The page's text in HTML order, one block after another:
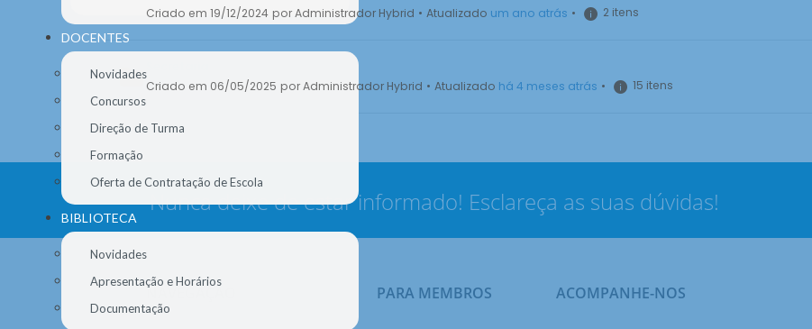
DOCENTES
Novidades
Concursos
Direção de Turma
Formação
Oferta de Contratação de Escola
BIBLIOTECA
Novidades
Apresentação e Horários
Documentação
Criado em 19/12/2024 por Administrador Hybrid • Atualizado um ano atrás • 2 itens
Criado em 06/05/2025 por Administrador Hybrid • Atualizado há 4 meses atrás • 15 itens
Nunca deixe de estar informado! Esclareça as suas dúvidas!
NAVEGAÇÃO PARA MEMBROS ACOMPANHE-NOS